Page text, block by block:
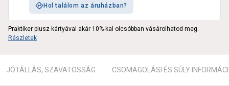
Hol találom az áruházban?
Praktiker plusz kártyával akár 10%-kal olcsóbban vásárolhatod meg.
Részletek
JÓTÁLLÁS, SZAVATOSSÁG CSOMAGOLÁSI ÉS SÚLY